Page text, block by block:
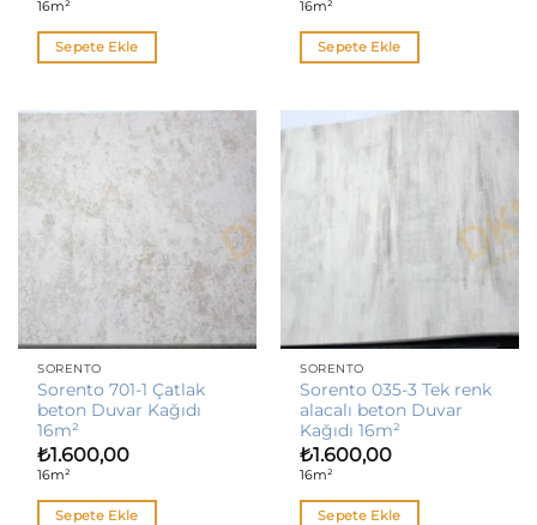
16m²
Sepete Ekle
16m²
Sepete Ekle
SORENTO
Sorento 701-1 Çatlak
beton Duvar Kağıdı
16m²
₺1.600,00
16m²
Sepete Ekle
SORENTO
Sorento 035-3 Tek renk
alacalı beton Duvar
Kağıdı 16m²
₺1.600,00
16m²
Sepete Ekle